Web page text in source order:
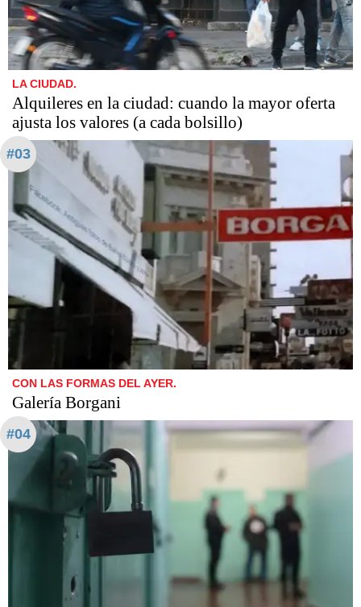
LA CIUDAD.
Alquileres en la ciudad: cuando la mayor oferta
ajusta los valores (a cada bolsillo)
#03
CON LAS FORMAS DEL AYER.
Galería Borgani
#04